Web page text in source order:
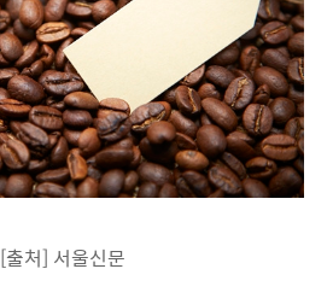
[출처] 서울신문